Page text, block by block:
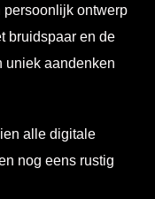
persoonlijk ontwerp
bruidspaar en de
uniek aandenken
alle digitale
nog eens rustig